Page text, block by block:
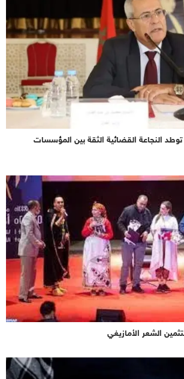
النجاعة القضائية الثقة بين المؤسسات
الشعر الأمازيغي